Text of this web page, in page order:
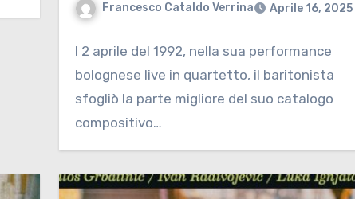
Francesco Cataldo Verrina Aprile 16, 2025
l 2 aprile del 1992, nella sua performance
bolognese live in quartetto, il baritonista
sfogliò la parte migliore del suo catalogo
compositivo…